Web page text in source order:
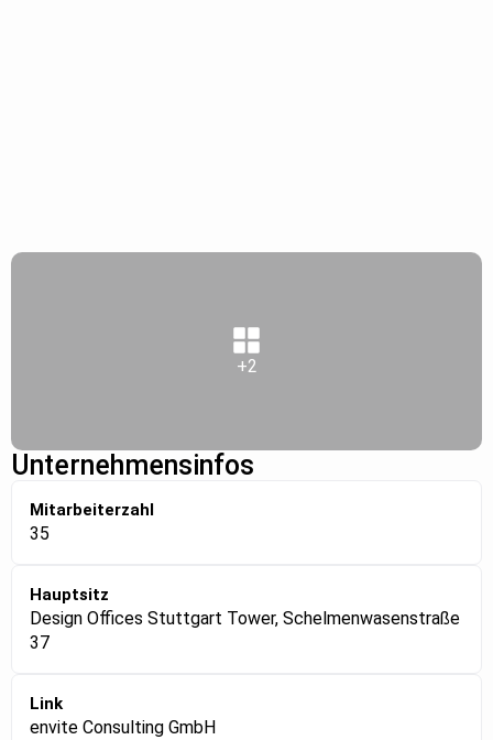
+2
Unternehmensinfos
Mitarbeiterzahl
35
Hauptsitz
Design Offices Stuttgart Tower, Schelmenwasenstraße
37
Link
envite Consulting GmbH